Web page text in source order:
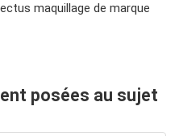
maquillage de marque
posées au sujet